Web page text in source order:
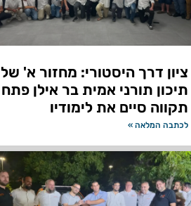
ציון דרך היסטורי: מחזור א' של
תיכון תורני אמית בר אילן פתח
תקווה סיים את לימודיו
לכתבה המלאה »